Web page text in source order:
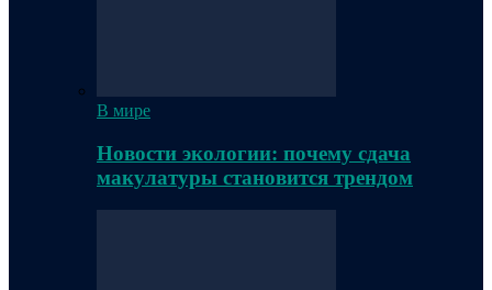
В мире
Новости экологии: почему сдача
макулатуры становится трендом